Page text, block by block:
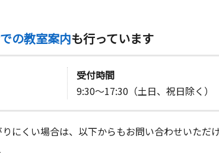
の教室案内も行っています
受付時間
9:30～17:30（土日、祝日除く）
にくい場合は、以下からもお問い合わせいただけ